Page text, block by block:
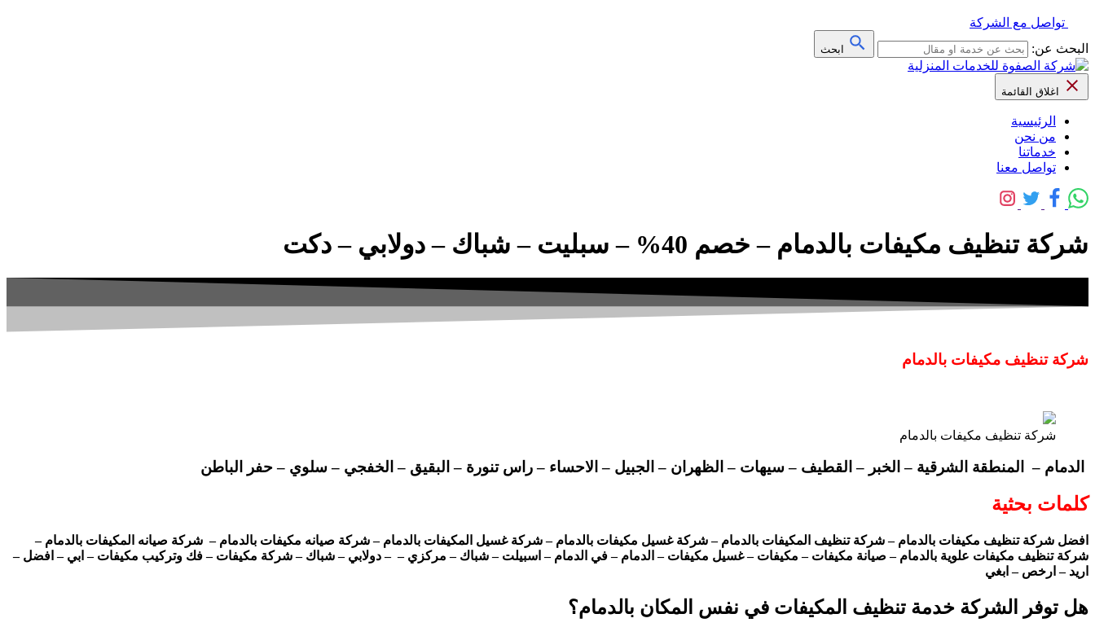
تواصل مع الشركة
البحث عن:
ابحث
اغلاق القائمة
الرئيسية
من نحن
خدماتنا
تواصل معنا
شركة تنظيف مكيفات بالدمام – خصم 40% – سبليت – شباك – دولابي – دكت
شركة تنظيف مكيفات بالدمام
شركة تنظيف مكيفات بالدمام
الدمام – المنطقة الشرقية – الخبر – القطيف – سيهات – الظهران – الجبيل – الاحساء – راس تنورة – البقيق – الخفجي – سلوي – حفر الباطن
كلمات بحثية
افضل شركة تنظيف مكيفات بالدمام – شركة تنظيف المكيفات بالدمام – شركة غسيل مكيفات بالدمام – شركة غسيل المكيفات بالدمام – شركة صيانه مكيفات بالدمام – شركة صيانه المكيفات بالدمام –
شركة تنظيف مكيفات علوية بالدمام – صيانة مكيفات – مكيفات – غسيل مكيفات – الدمام – في الدمام – اسبيلت – شباك – مركزي – – دولابي – شباك – شركة مكيفات – فك وتركيب مكيفات – ابي – افضل –
اريد – ارخص – ابغي
هل توفر الشركة خدمة تنظيف المكيفات في نفس المكان بالدمام؟